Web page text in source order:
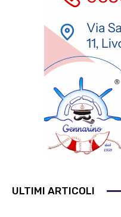
ULTIMI ARTICOLI